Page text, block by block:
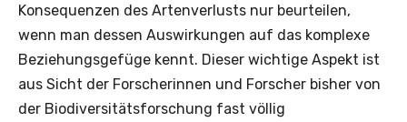
Konsequenzen des Artenverlusts nur beurteilen,
wenn man dessen Auswirkungen auf das komplexe
Beziehungsgefüge kennt. Dieser wichtige Aspekt ist
aus Sicht der Forscherinnen und Forscher bisher von
der Biodiversitätsforschung fast völlig